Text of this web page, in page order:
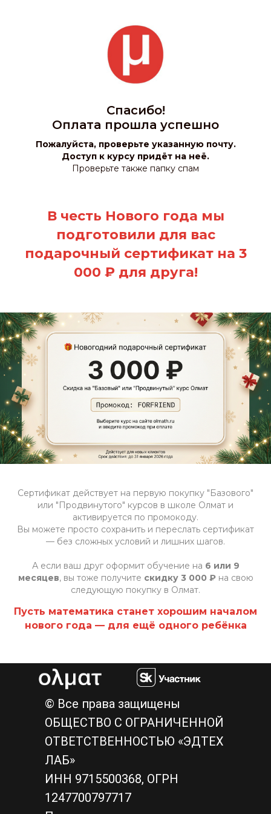
Спасибо!
Оплата прошла успешно
Пожалуйста, проверьте указанную почту.
Доступ к курсу придёт на неё.
Проверьте также папку спам
В честь Нового года мы
подготовили для вас
подарочный сертификат на 3
000 ₽ для друга!
Сертификат действует на первую покупку "Базового"
или "Продвинутого" курсов в школе Олмат и
активируется по промокоду.
Вы можете просто сохранить и переслать сертификат
— без сложных условий и лишних шагов.
А если ваш друг оформит обучение на 6 или 9
месяцев, вы тоже получите скидку 3 000 ₽на свою
следующую покупку в Олмат.
Пусть математика станет хорошим началом
нового года — для ещё одного ребёнка
© Все права защищены
ОБЩЕСТВО С ОГРАНИЧЕННОЙ
ОТВЕТСТВЕННОСТЬЮ «ЭДТЕХ
ЛАБ»
ИНН 9715500368, ОГРН
1247700797717